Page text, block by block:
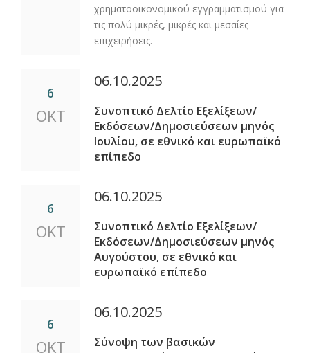
χρηματοοικονομικού εγγραμματισμού για
τις πολύ μικρές, μικρές και μεσαίες
επιχειρήσεις.
6
ΟΚΤ
06.10.2025
Συνοπτικό Δελτίο Εξελίξεων/
Εκδόσεων/Δημοσιεύσεων μηνός
Ιουλίου, σε εθνικό και ευρωπαϊκό
επίπεδο
6
ΟΚΤ
06.10.2025
Συνοπτικό Δελτίο Εξελίξεων/
Εκδόσεων/Δημοσιεύσεων μηνός
Αυγούστου, σε εθνικό και
ευρωπαϊκό επίπεδο
6
ΟΚΤ
06.10.2025
Σύνοψη των βασικών